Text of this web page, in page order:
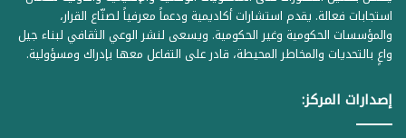
استجابات فعالة. يقدم استشارات أكاديمية ودعماً معرفياً لصنّاع القرار،
والمؤسسات الحكومية وغير الحكومية. ويسعى لنشر الوعي الثقافي لبناء جيل
واعٍ بالتحديات والمخاطر المحيطة، قادر على التفاعل معها بإدراك ومسؤولية.
إصدارات المركز: